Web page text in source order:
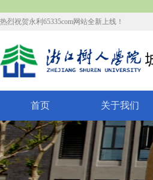
热烈祝贺永利65335com网站全新上线！
首页 关于我们